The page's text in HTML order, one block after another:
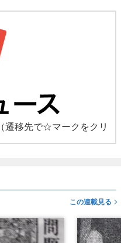
（遷移先で☆マークをクリ
この連載見る